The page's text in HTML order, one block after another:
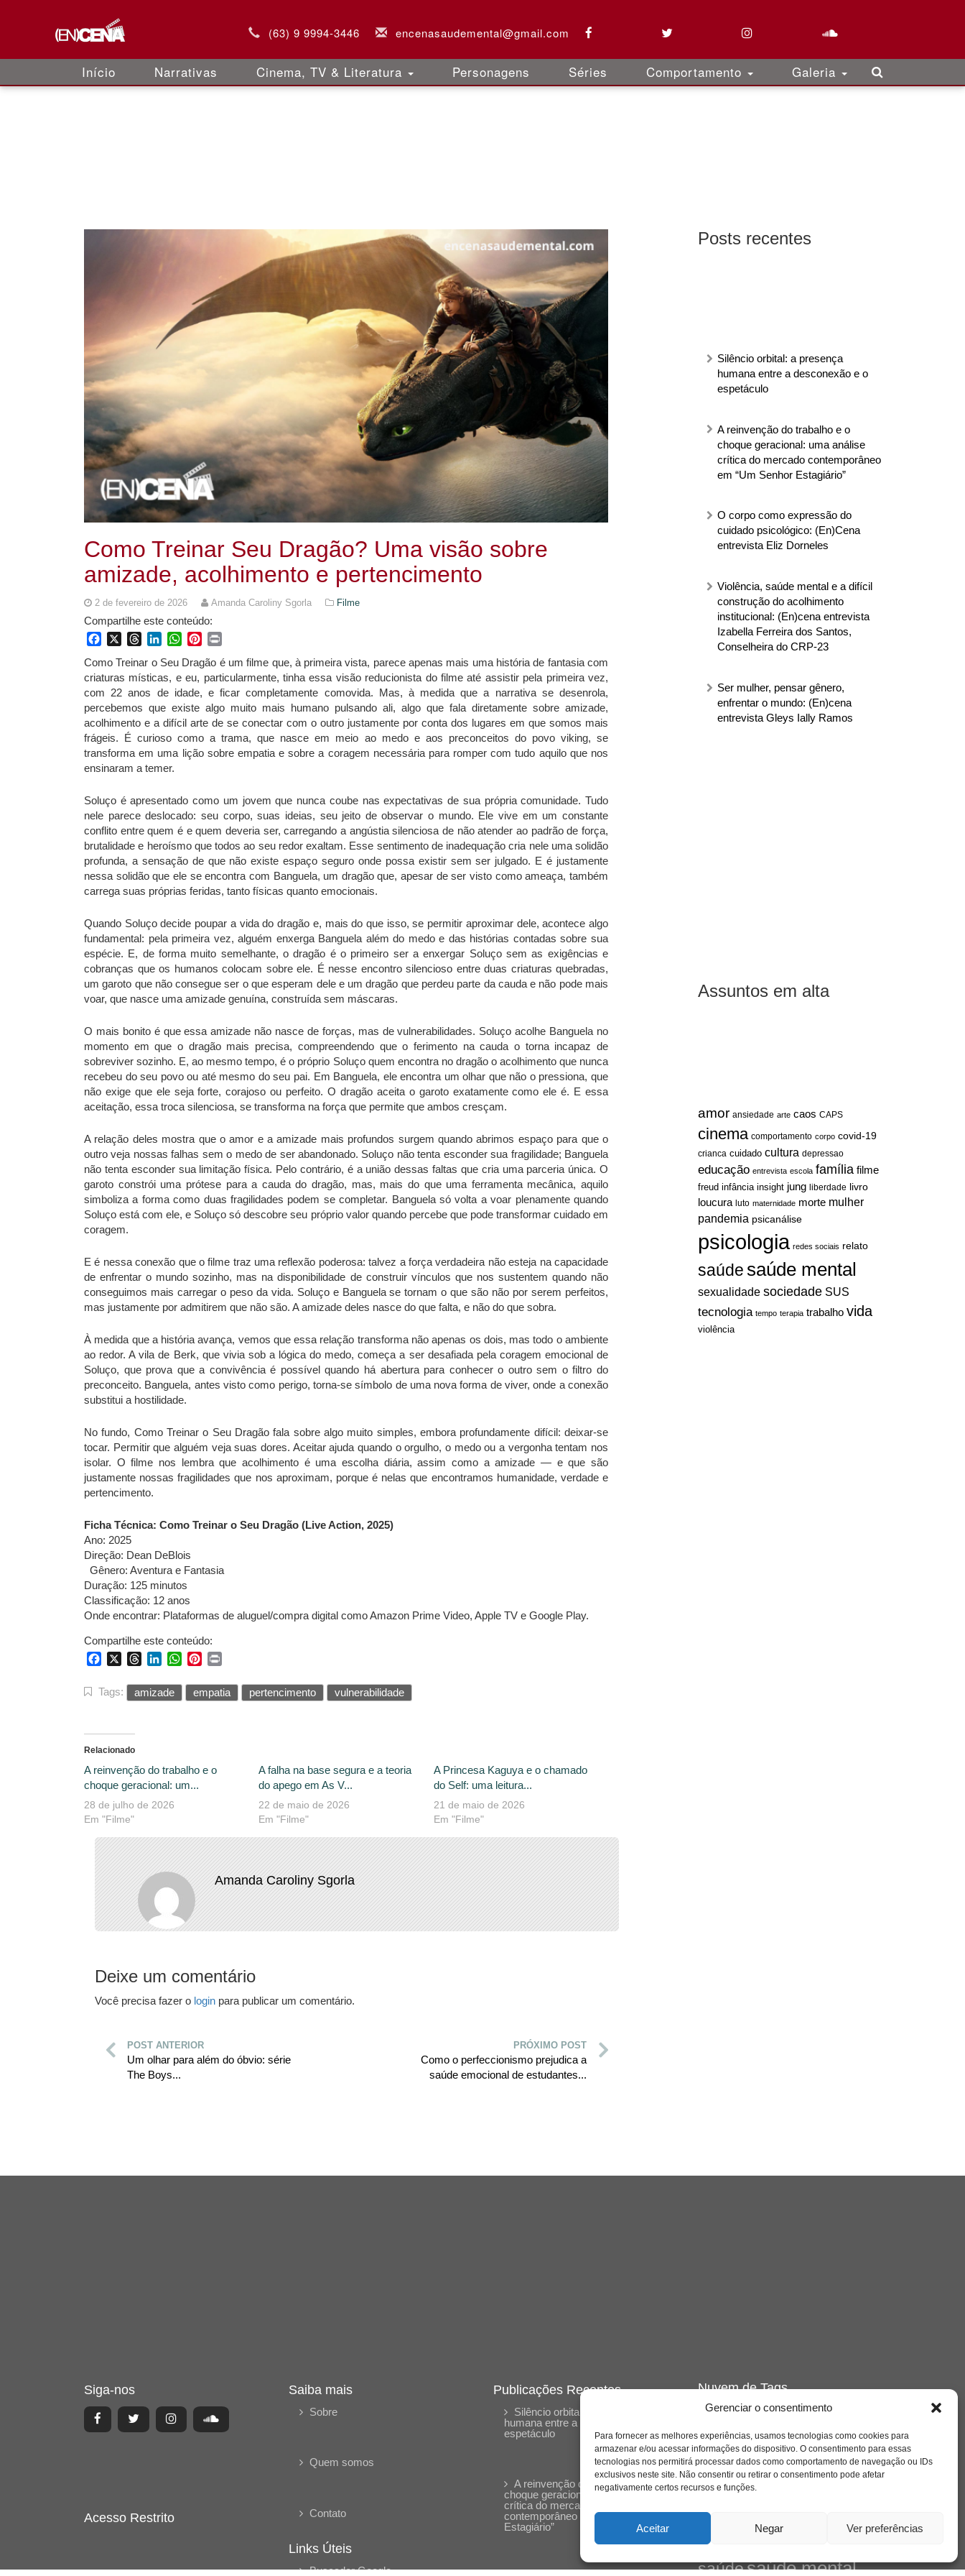
Gerenciar o consentimento
Para fornecer as melhores experiências, usamos tecnologias como cookies para
armazenar e/ou acessar informações do dispositivo. O consentimento para essas
tecnologias nos permitirá processar dados como comportamento de navegação ou IDs
exclusivos neste site. Não consentir ou retirar o consentimento pode afetar
negativamente certos recursos e funções.
Aceitar Negar Ver preferências
(63) 9 9994-3446 encenasaudemental@gmail.com
Início Narrativas Cinema, TV & Literatura Personagens Séries Comportamento Galeria
Posts recentes
Silêncio orbital: a presença
humana entre a desconexão e o
espetáculo
A reinvenção do trabalho e o
choque geracional: uma análise
crítica do mercado contemporâneo
em “Um Senhor Estagiário”
O corpo como expressão do
cuidado psicológico: (En)Cena
entrevista Eliz Dorneles
Violência, saúde mental e a difícil
construção do acolhimento
institucional: (En)cena entrevista
Izabella Ferreira dos Santos,
Conselheira do CRP-23
Ser mulher, pensar gênero,
enfrentar o mundo: (En)cena
entrevista Gleys Ially Ramos
Assuntos em alta
amor ansiedade arte caos CAPS
cinema comportamento corpo covid-19
crianca cuidado cultura depressao
educação entrevista escola família filme
freud infância insight jung liberdade livro
loucura luto maternidade morte mulher
pandemia psicanálise
psicologia redes sociais relato
saúdesaúde mental
sexualidade sociedade SUS
tecnologia tempo terapia trabalho vida
violência
Como Treinar Seu Dragão? Uma visão sobre
amizade, acolhimento e pertencimento
2 de fevereiro de 2026 Amanda Caroliny Sgorla Filme
Compartilhe este conteúdo:
FacebookThreadsLinkedInWhatsApp
Pinterest
Como Treinar o Seu Dragão é um filme que, à primeira vista, parece apenas mais uma história de fantasia com
criaturas místicas, e eu, particularmente, tinha essa visão reducionista do filme até assistir pela primeira vez,
com 22 anos de idade, e ficar completamente comovida. Mas, à medida que a narrativa se desenrola,
percebemos que existe algo muito mais humano pulsando ali, algo que fala diretamente sobre amizade,
acolhimento e a difícil arte de se conectar com o outro justamente por conta dos lugares em que somos mais
frágeis. É curioso como a trama, que nasce em meio ao medo e aos preconceitos do povo viking, se
transforma em uma lição sobre empatia e sobre a coragem necessária para romper com tudo aquilo que nos
ensinaram a temer.
Soluço é apresentado como um jovem que nunca coube nas expectativas de sua própria comunidade. Tudo
nele parece deslocado: seu corpo, suas ideias, seu jeito de observar o mundo. Ele vive em um constante
conflito entre quem é e quem deveria ser, carregando a angústia silenciosa de não atender ao padrão de força,
brutalidade e heroísmo que todos ao seu redor exaltam. Esse sentimento de inadequação cria nele uma solidão
profunda, a sensação de que não existe espaço seguro onde possa existir sem ser julgado. E é justamente
nessa solidão que ele se encontra com Banguela, um dragão que, apesar de ser visto como ameaça, também
carrega suas próprias feridas, tanto físicas quanto emocionais.
Quando Soluço decide poupar a vida do dragão e, mais do que isso, se permitir aproximar dele, acontece algo
fundamental: pela primeira vez, alguém enxerga Banguela além do medo e das histórias contadas sobre sua
espécie. E, de forma muito semelhante, o dragão é o primeiro ser a enxergar Soluço sem as exigências e
cobranças que os humanos colocam sobre ele. É nesse encontro silencioso entre duas criaturas quebradas,
um garoto que não consegue ser o que esperam dele e um dragão que perdeu parte da cauda e não pode mais
voar, que nasce uma amizade genuína, construída sem máscaras.
O mais bonito é que essa amizade não nasce de forças, mas de vulnerabilidades. Soluço acolhe Banguela no
momento em que o dragão mais precisa, compreendendo que o ferimento na cauda o torna incapaz de
sobreviver sozinho. E, ao mesmo tempo, é o próprio Soluço quem encontra no dragão o acolhimento que nunca
recebeu do seu povo ou até mesmo do seu pai. Em Banguela, ele encontra um olhar que não o pressiona, que
não exige que ele seja forte, corajoso ou perfeito. O dragão aceita o garoto exatamente como ele é. E essa
aceitação, essa troca silenciosa, se transforma na força que permite que ambos cresçam.
A relação deles mostra que o amor e a amizade mais profundos surgem quando abrimos espaço para que o
outro veja nossas falhas sem o medo de ser abandonado. Soluço não tenta esconder sua fragilidade; Banguela
não tenta esconder sua limitação física. Pelo contrário, é a união dessas faltas que cria uma parceria única. O
garoto constrói uma prótese para a cauda do dragão, mas, mais do que uma ferramenta mecânica, aquilo
simboliza a forma como duas fragilidades podem se completar. Banguela só volta a voar plenamente quando
Soluço está com ele, e Soluço só descobre seu próprio valor quando percebe que pode transformar cuidado em
coragem.
E é nessa conexão que o filme traz uma reflexão poderosa: talvez a força verdadeira não esteja na capacidade
de enfrentar o mundo sozinho, mas na disponibilidade de construir vínculos que nos sustentem quando não
conseguimos mais carregar o peso da vida. Soluço e Banguela se tornam o que são não por serem perfeitos,
mas justamente por admitirem que não são. A amizade deles nasce do que falta, e não do que sobra.
À medida que a história avança, vemos que essa relação transforma não apenas os dois, mas todo o ambiente
ao redor. A vila de Berk, que vivia sob a lógica do medo, começa a ser desafiada pela coragem emocional de
Soluço, que prova que a convivência é possível quando há abertura para conhecer o outro sem o filtro do
preconceito. Banguela, antes visto como perigo, torna-se símbolo de uma nova forma de viver, onde a conexão
substitui a hostilidade.
No fundo, Como Treinar o Seu Dragão fala sobre algo muito simples, embora profundamente difícil: deixar-se
tocar. Permitir que alguém veja suas dores. Aceitar ajuda quando o orgulho, o medo ou a vergonha tentam nos
isolar. O filme nos lembra que acolhimento é uma escolha diária, assim como a amizade — e que são
justamente nossas fragilidades que nos aproximam, porque é nelas que encontramos humanidade, verdade e
pertencimento.
Ficha Técnica: Como Treinar o Seu Dragão (Live Action, 2025)
Ano: 2025
Direção: Dean DeBlois
Gênero: Aventura e Fantasia
Duração: 125 minutos
Classificação: 12 anos
Onde encontrar: Plataformas de aluguel/compra digital como Amazon Prime Video, Apple TV e Google Play.
Compartilhe este conteúdo:
FacebookThreadsLinkedInWhatsApp
Pinterest
Tags: amizade empatia pertencimento vulnerabilidade
Relacionado
A reinvenção do trabalho e o
choque geracional: um...
28 de julho de 2026
Em "Filme"
A falha na base segura e a teoria
do apego em As V...
22 de maio de 2026
Em "Filme"
A Princesa Kaguya e o chamado
do Self: uma leitura...
21 de maio de 2026
Em "Filme"
Amanda Caroliny Sgorla
Deixe um comentário
Você precisa fazer o login para publicar um comentário.
POST ANTERIOR
Um olhar para além do óbvio: série
The Boys...
PRÓXIMO POST
Como o perfeccionismo prejudica a
saúde emocional de estudantes...
Siga-nos
Acesso Restrito
Saiba mais
Sobre
Quem somos
Contato
Links Úteis
Buscador Google
Publicações Recentes
Silêncio orbital: a presença
humana entre a desconexão e o
espetáculo
A reinvenção do trabalho e o
choque geracional: uma análise
crítica do mercado
contemporâneo em “Um Senhor
Estagiário”
Nuvem de Tags
amor ansiedade arte caos CAPS
cinema comportamento corpo covid-19
crianca cuidado cultura depressao
educação entrevista escola família filme
freud infância
pandemia
psicologia
saúdesaúde mental